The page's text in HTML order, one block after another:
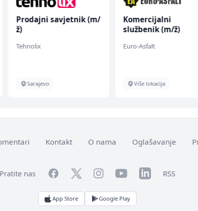
Prodajni savjetnik (m/
ž)
Tehnolix
Sarajevo
Komercijalni
službenik (m/ž)
Euro-Asfalt
Više lokacija
Kontakt O nama Oglašavanje
Pratite nas FacebookTwitterInstagramYouTubeLinkedInRSS
App Store Google Play